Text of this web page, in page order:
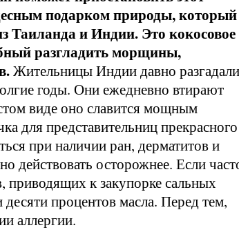
подарком природы, который
Таиланда и Индии. Это кокосовое
разгладить морщины,
Жительницы Индии давно разгадали
годы. Они ежедневно втирают
виде оно славится мощным
для представительниц прекрасного
при наличии ран, дерматитов и
действовать осторожнее. Если
приводящих к закупорке сальных
процентов масла. Перед тем,
аллергии.